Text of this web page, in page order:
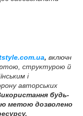
, включн
структурою й
і
авторських
будь-
метою дозволено